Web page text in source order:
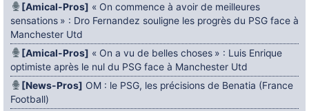
[Amical-Pros] « On commence à avoir de meilleures
sensations » : Dro Fernandez souligne les progrès du PSG face à
Manchester Utd
[Amical-Pros] « On a vu de belles choses » : Luis Enrique
optimiste après le nul du PSG face à Manchester Utd
[News-Pros] OM : le PSG, les précisions de Benatia (France
Football)